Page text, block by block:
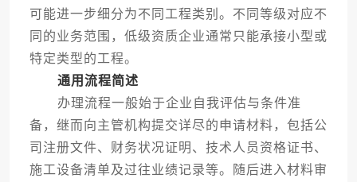
可能进一步细分为不同工程类别。不同等级对应不
同的业务范围，低级资质企业通常只能承接小型或
特定类型的工程。
通用流程简述
办理流程一般始于企业自我评估与条件准
备，继而向主管机构提交详尽的申请材料，包括公
司注册文件、财务状况证明、技术人员资格证书、
施工设备清单及过往业绩记录等。随后进入材料审